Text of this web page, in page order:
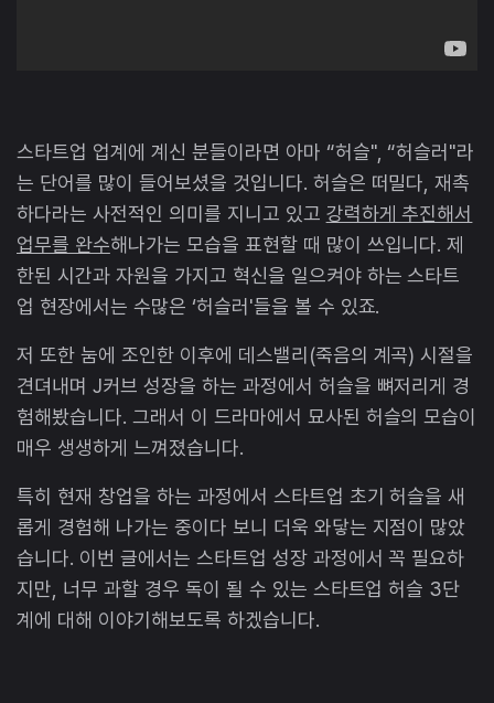
스타트업 업계에 계신 분들이라면 아마 “허슬", “허슬러"라
는 단어를 많이 들어보셨을 것입니다. 허슬은 떠밀다, 재촉
하다라는 사전적인 의미를 지니고 있고 강력하게 추진해서
업무를 완수해나가는 모습을 표현할 때 많이 쓰입니다. 제
한된 시간과 자원을 가지고 혁신을 일으켜야 하는 스타트
업 현장에서는 수많은 ‘허슬러'들을 볼 수 있죠.
저 또한 눔에 조인한 이후에 데스밸리(죽음의 계곡) 시절을
견뎌내며 J커브 성장을 하는 과정에서 허슬을 뼈저리게 경
험해봤습니다. 그래서 이 드라마에서 묘사된 허슬의 모습이
매우 생생하게 느껴졌습니다.
특히 현재 창업을 하는 과정에서 스타트업 초기 허슬을 새
롭게 경험해 나가는 중이다 보니 더욱 와닿는 지점이 많았
습니다. 이번 글에서는 스타트업 성장 과정에서 꼭 필요하
지만, 너무 과할 경우 독이 될 수 있는 스타트업 허슬 3단
계에 대해 이야기해보도록 하겠습니다.